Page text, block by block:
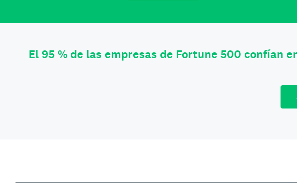
El 95 % de las empresas de Fortune 500 confían